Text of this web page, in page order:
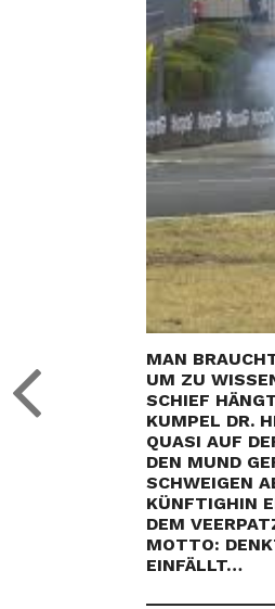
MAN
UM ZU
SCHIEF
KUMPEL DR.
QUASI AUF
DEN MUND
SCHWEIGEN
KÜNFTIGHIN
DEM
MOTTO:
EINFÄLLT…